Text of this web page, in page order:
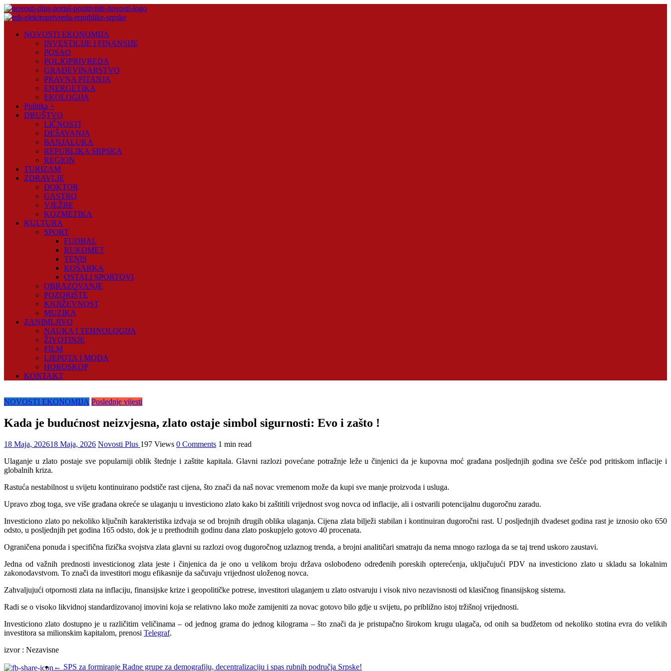
Skip
to
Plus
NOVOSTI EKONOMIJA
INVESTICIJE I FINANSIJE
POSAO
POLJOPRIVREDA
GRAĐEVINARSTVO
PRAVNA PITANJA
ENERGETIKA
EKOLOGIJA
Politika +
DRUŠTVO
LIČNOSTI
DEŠAVANJA
BANJALUKA
REPUBLIKA SRPSKA
REGION
TURIZAM
ZDRAVLJE
DOKTOR
GASTRO
VJEŽBE
KOZMETIKA
KULTURA
SPORT
FUDBAL
RUKOMET
TENIS
KOŠARKA
OSTALI SPORTOVI
OBRAZOVANJE
POZORIŠTE
KNJIŽEVNOST
MUZIKA
ZANIMLJIVO
NAUKA I TEHNOLOGIJA
ŽIVOTINJE
FILM
LJEPOTA I MODA
HOROSKOP
KONTAKT
NOVOSTI EKONOMIJA Poslednje vijesti
Kada je budućnost neizvjesna, zlato ostaje simbol sigurnosti: Evo i zašto !
18 Maja, 202618 Maja, 2026 Novosti Plus 197 Views 0 Comments 1 min read
Ulaganje u zlato postaje sve popularniji oblik štednje i zaštite kapitala. Glavni razlozi povećane potražnje leže u činjenici da je kupovna moć građana posljednjih godina sve češće pod pritiskom inflacije i
globalnih kriza.
Rastuća nestabilnost u svijetu kontinuirano podstiče rast cijena, što znači da naš novac vremenom može da kupi sve manje proizvoda i usluga.
Upravo zbog toga, sve više građana okreće se ulaganju u investiciono zlato kako bi zaštitili vrijednost svog novca od inflacije, ali i ostvarili potencijalnu dugoročnu zaradu.
Investiciono zlato po nekoliko ključnih karakteristika izdvaja se od brojnih drugih oblika ulaganja. Cijena zlata bilježi stabilan i kontinuiran dugoročni rast. U posljednjih dvadeset godina rast je iznosio oko 650
odsto, u posljednjih pet godina 165 odsto, dok je u prethodnih godinu dana zlato poskupjelo gotovo 40 procenata.
Ograničena ponuda i specifična fizička svojstva zlata glavni su razlozi ovog dugoročnog uzlaznog trenda, a brojni analitičari smatraju da nema mnogo razloga da se taj trend uskoro zaustavi.
Jedna od važnih prednosti investicionog zlata jeste i činjenica da je ono u velikom broju država oslobođeno određenih poreskih opterećenja, uključujući PDV na investiciono zlato u skladu sa lokalnim
zakonodavstvom. To znači da investitori mogu efikasnije da sačuvaju vrijednost uloženog novca.
Zahvaljujući otpornosti zlata na inflaciju, finansijske krize i geopolitičke potrese, investitori ulaganjem u zlato ostvaruju i visok nivo nezavisnosti od klasičnog finansijskog sistema.
Radi se o visoko likvidnoj standardizovanoj imovini koja se relativno lako može zamijeniti za novac gotovo bilo gdje u svijetu, po približno istoj tržišnoj vrijednosti.
Investiciono zlato dostupno je u različitim veličinama – od jednog grama do jednog kilograma – što znači da je pristupačno širokom krugu ulagača, od onih sa budžetom od nekoliko stotina evra do velikih
investitora sa milionskim kapitalom, prenosi Telegraf.
izvor : Nezavisne
← SPS za formiranje Radne grupe za demografiju, decentralizaciju i spas rubnih područja Srpske!